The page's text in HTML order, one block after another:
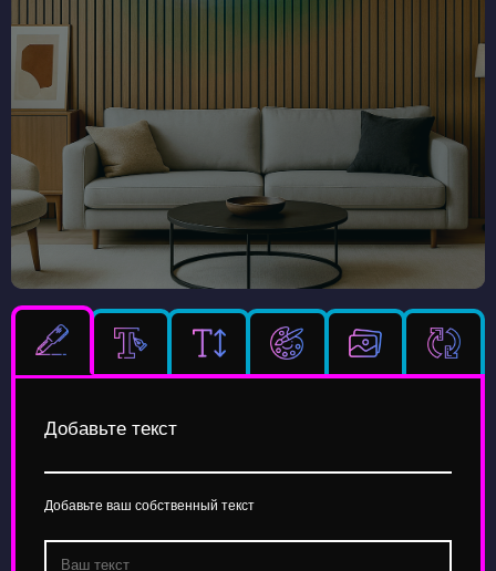
Добавьте текст
Добавьте ваш собственный текст